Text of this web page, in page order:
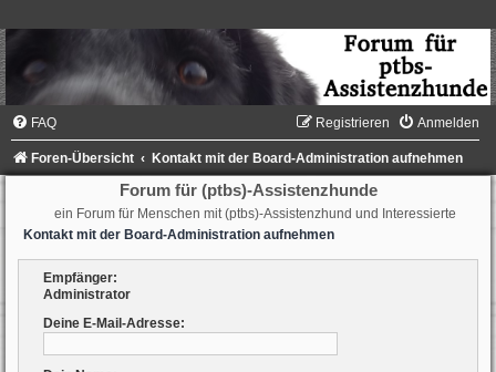
FAQ Anmelden
Registrieren
Foren-Übersicht Kontakt mit der Board-Administration aufnehmen
Forum für (ptbs)-Assistenzhunde
ein Forum für Menschen mit (ptbs)-Assistenzhund und Interessierte
Kontakt mit der Board-Administration aufnehmen
Empfänger:
Administrator
Deine E-Mail-Adresse: